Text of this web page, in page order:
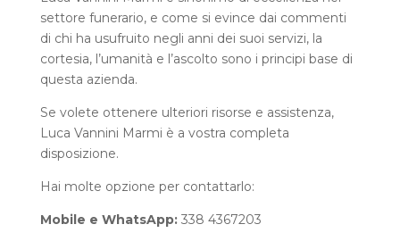
settore funerario, e come si evince dai commenti
di chi ha usufruito negli anni dei suoi servizi, la
cortesia, l’umanità e l’ascolto sono i principi base di
questa azienda.
Se volete ottenere ulteriori risorse e assistenza,
Luca Vannini Marmi è a vostra completa
disposizione.
Hai molte opzione per contattarlo:
Mobile e WhatsApp:338 4367203